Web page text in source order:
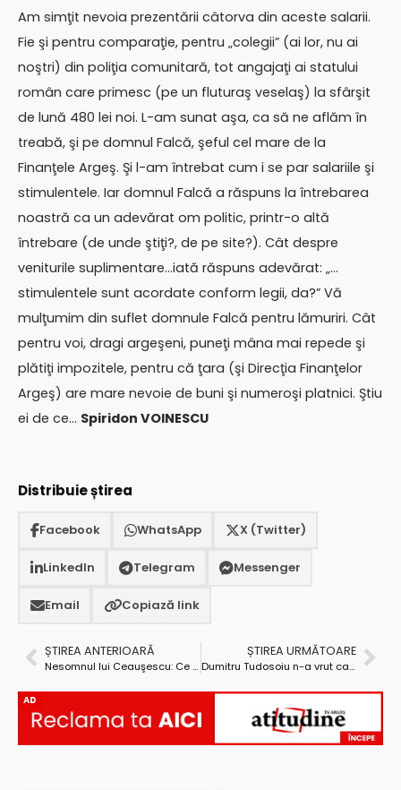
Am simţit nevoia prezentării câtorva din aceste salarii.
Fie şi pentru comparaţie, pentru „colegii” (ai lor, nu ai
noştri) din poliţia comunitară, tot angajaţi ai statului
român care primesc (pe un fluturaş veselaş) la sfârşit
de lună 480 lei noi. L-am sunat aşa, ca să ne aflăm în
treabă, şi pe domnul Falcă, şeful cel mare de la
Finanţele Argeş. Şi l-am întrebat cum i se par salariile şi
stimulentele. Iar domnul Falcă a răspuns la întrebarea
noastră ca un adevărat om politic, printr-o altă
întrebare (de unde ştiţi?, de pe site?). Cât despre
veniturile suplimentare…iată răspuns adevărat: „…
stimulentele sunt acordate conform legii, da?” Vă
mulţumim din suflet domnule Falcă pentru lămuriri. Cât
pentru voi, dragi argeşeni, puneţi mâna mai repede şi
plătiţi impozitele, pentru că ţara (şi Direcţia Finanţelor
Argeş) are mare nevoie de buni şi numeroşi platnici. Ştiu
ei de ce… Spiridon VOINESCU
Distribuie știrea
Facebook WhatsApp X (Twitter)
LinkedIn Telegram Messenger
Email Copiază link
ȘTIREA ANTERIOARĂ
Nesomnul lui Ceauşescu: Ce afaceri mai face neamu’ lui Crăciun Stelică în vila de la Miceşti
ȘTIREA URMĂTOARE
Dumitru Tudosoiu n-a vrut ca UNPR să primească sediu de la Primăria Piteşti
AD